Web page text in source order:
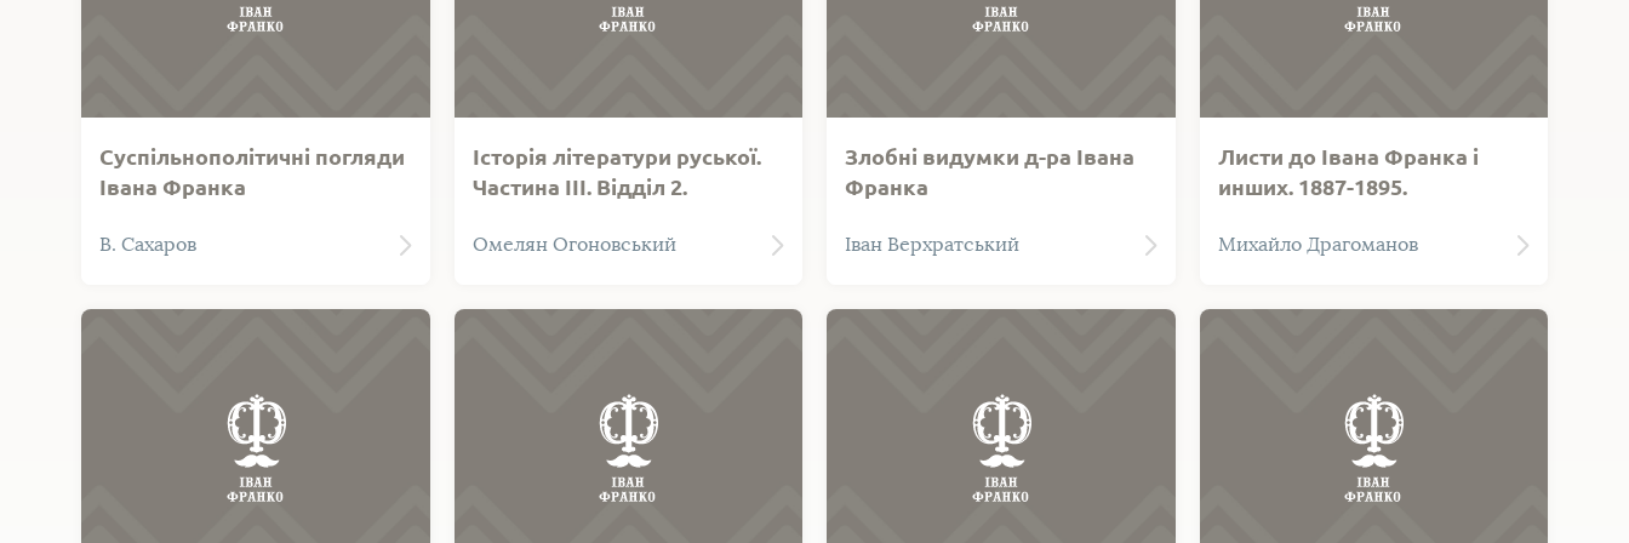
Суспільнополітичні погляди
Івана Франка
погляди Івана Франка. Львів,
В. Сахаров
Історія літератури руської.
Частина ІІІ. Відділ 2.
У книзі запропоновано окремий
розлогий розділ "Іван Франко" (С.
Омелян Огоновський
Злобні видумки д-ра Івана
Франка
д-ра Івана Франка. Львів: З
126 с.
Іван Верхратський
Листи до Івана Франка і
инших. 1887-1895.
Михайло Драгоманов